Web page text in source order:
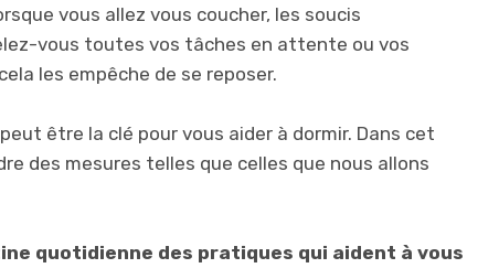
vous allez vous coucher, les soucis
vous toutes vos tâches en attente ou vos
les empêche de se reposer.
être la clé pour vous aider à dormir. Dans cet
des mesures telles que celles que nous allons
quotidienne des pratiques qui aident à vous